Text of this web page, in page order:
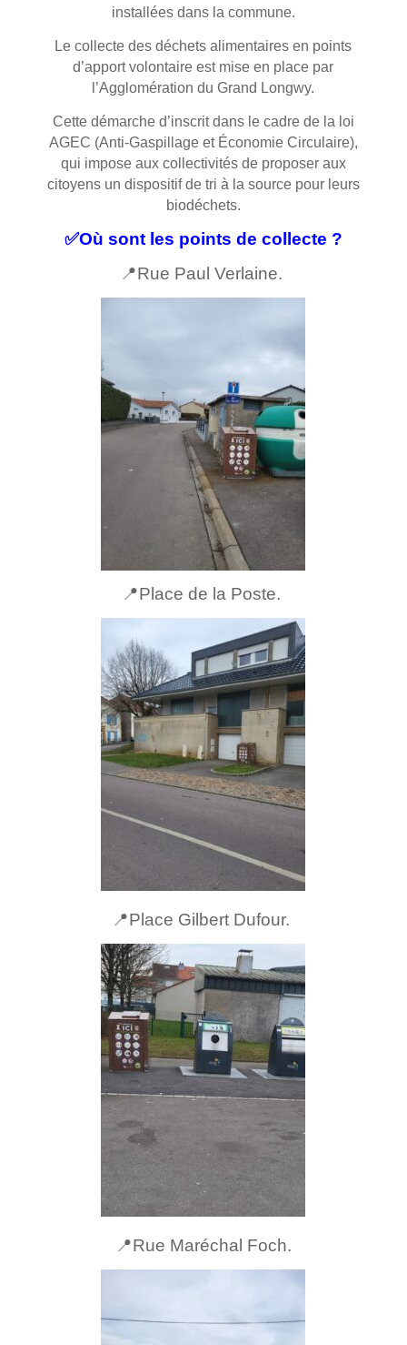
installées dans la commune.
Le collecte des déchets alimentaires en points
d’apport volontaire est mise en place par
l’Agglomération du Grand Longwy.
Cette démarche d’inscrit dans le cadre de la loi
AGEC (Anti-Gaspillage et Économie Circulaire),
qui impose aux collectivités de proposer aux
citoyens un dispositif de tri à la source pour leurs
biodéchets.
✅Où sont les points de collecte ?
📍Rue Paul Verlaine.
📍Place de la Poste.
📍Place Gilbert Dufour.
📍Rue Maréchal Foch.